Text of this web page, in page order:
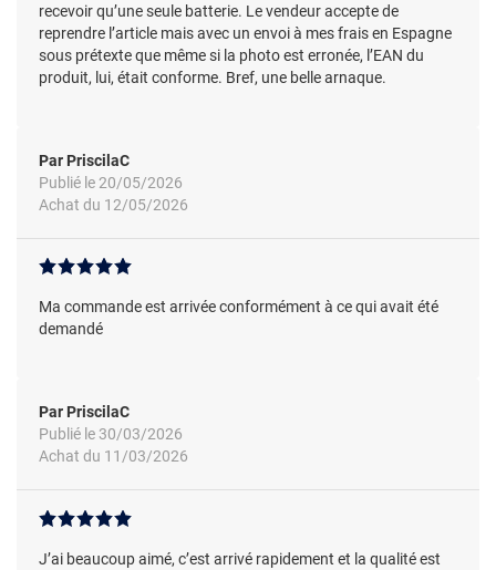
recevoir qu’une seule batterie. Le vendeur accepte de
reprendre l’article mais avec un envoi à mes frais en Espagne
sous prétexte que même si la photo est erronée, l’EAN du
produit, lui, était conforme. Bref, une belle arnaque.
Par PriscilaC
Publié le 20/05/2026
Achat du 12/05/2026
Ma commande est arrivée conformément à ce qui avait été
demandé
Par PriscilaC
Publié le 30/03/2026
Achat du 11/03/2026
J’ai beaucoup aimé, c’est arrivé rapidement et la qualité est